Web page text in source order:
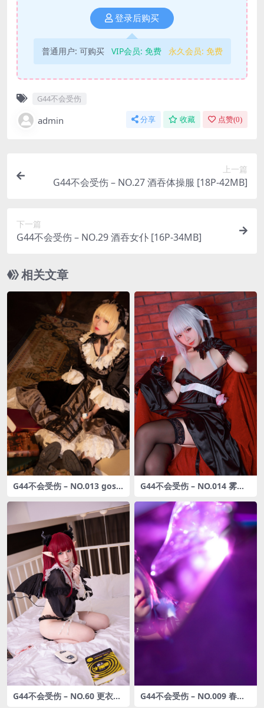
登录后购买
普通用户: 可购买 VIP会员: 免费 永久会员: 免费
G44不会受伤
admin 分享 收藏 点赞(0)
上一篇
G44不会受伤 – NO.27 酒吞体操服 [18P-42MB]
下一篇
G44不会受伤 – NO.29 酒吞女仆 [16P-34MB]
相关文章
G44不会受伤 – NO.013 gosic
G44不会受伤 – NO.014 雾枝
G44不会受伤 – NO.60 更衣人
G44不会受伤 – NO.009 春鹏